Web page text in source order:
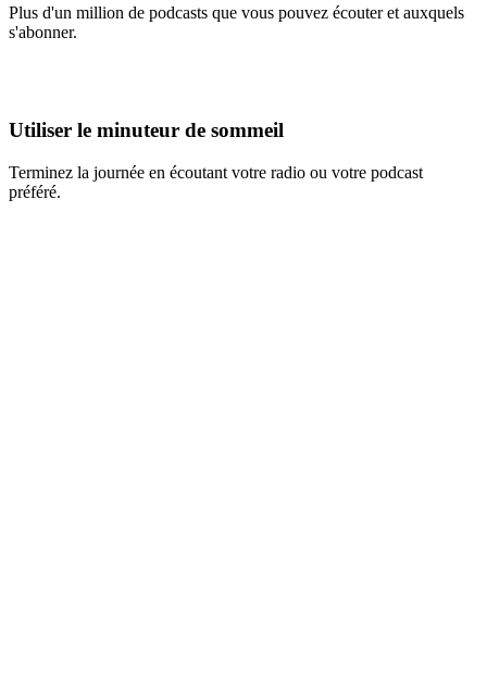
Plus d'un million de podcasts que vous pouvez écouter et auxquels
s'abonner.
Utiliser le minuteur de sommeil
Terminez la journée en écoutant votre radio ou votre podcast
préféré.